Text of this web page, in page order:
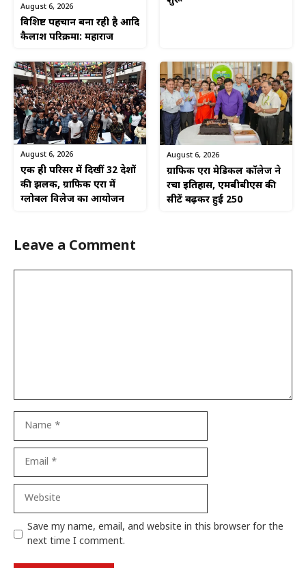
August 6, 2026
विशिष्ट पहचान बना रही है आदि
कैलाश परिक्रमा: महाराज
August 6, 2026
एक ही परिसर में दिखीं 32 देशों
की झलक, ग्राफिक एरा में
ग्लोबल विलेज का आयोजन
August 6, 2026
ग्राफिक एरा मेडिकल कॉलेज ने
रचा इतिहास, एमबीबीएस की
सीटें बढ़कर हुईं 250
Leave a Comment
Website
Save my name, email, and website in this browser for the
next time I comment.